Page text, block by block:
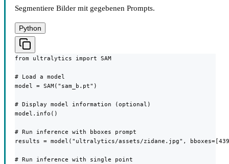
Segmentiere Bilder mit gegebenen Prompts.
Python
from ultralytics import SAM
# Load a model
model = SAM("sam_b.pt")
# Display model information (optional)
model.info()
# Run inference with bboxes prompt
results = model("ultralytics/assets/zidane.jpg",
# Run inference with single point